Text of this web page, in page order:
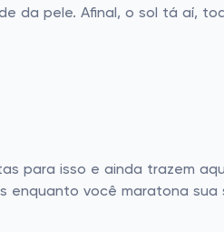
da pele. Afinal, o sol tá aí,
para isso e ainda trazem
enquanto você maratona sua